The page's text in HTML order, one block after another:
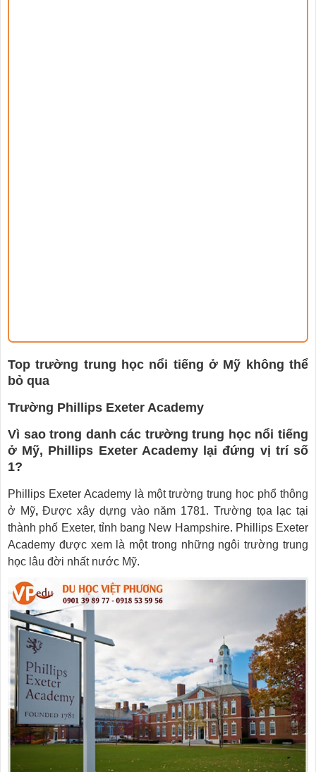
Top trường trung học nổi tiếng ở Mỹ không thể
bỏ qua
Trường Phillips Exeter Academy
Vì sao trong danh các trường trung học nổi tiếng
ở Mỹ, Phillips Exeter Academy lại đứng vị trí số
1?
Phillips Exeter Academy là một trường trung học phổ thông
ở Mỹ,Được xây dựng vào năm 1781. Trường tọa lạc tại
thành phố Exeter, tỉnh bang New Hampshire. Phillips Exeter
Academy được xem là một trong những ngôi trường trung
học lâu đời nhất nước Mỹ.